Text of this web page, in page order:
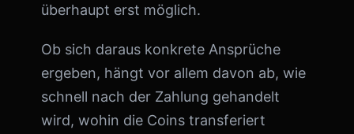
überhaupt erst möglich.
Ob sich daraus konkrete Ansprüche
ergeben, hängt vor allem davon ab, wie
schnell nach der Zahlung gehandelt
wird, wohin die Coins transferiert